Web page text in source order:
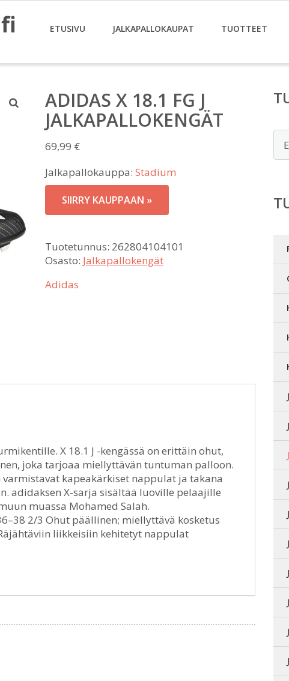
ETUSIVU JALKAPALLOKAUPAT TUOTTEET
ADIDAS X 18.1 FG J
JALKAPALLOKENGÄT
69,99 €
Jalkapallokauppa: Stadium
SIIRRY KAUPPAAN »
Tuotetunnus: 262804104101
Osasto: Jalkapallokengät
Adidas
X 18.1 J -kengässä on erittäin ohut,
joka tarjoaa miellyttävän tuntuman palloon.
kapeakärkiset nappulat ja takana
adidaksen X-sarja sisältää luoville pelaajille
muassa Mohamed Salah.
2/3 Ohut päällinen; miellyttävä kosketus
liikkeisiin kehitetyt nappulat